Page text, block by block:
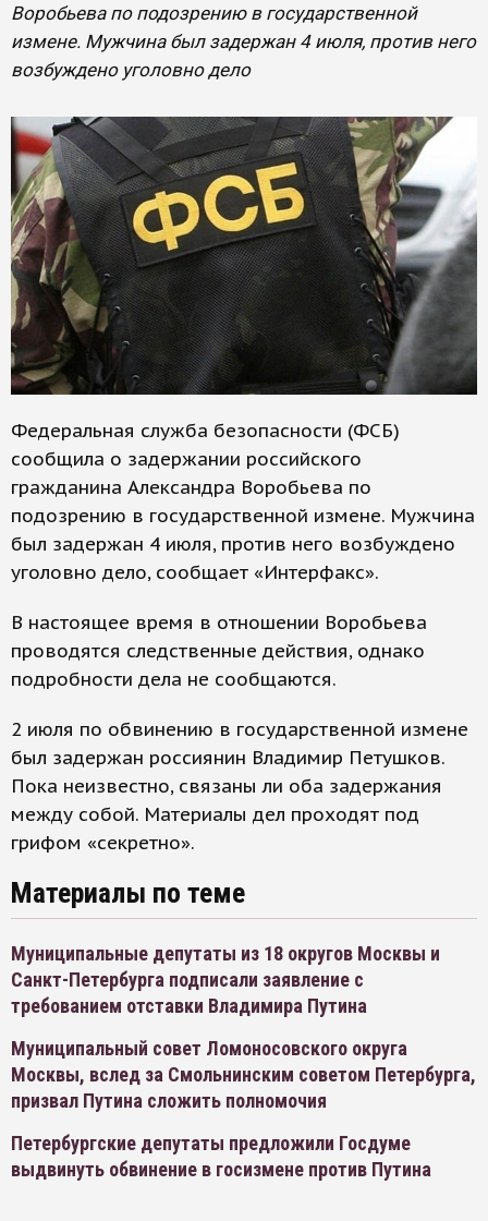
Воробьева по подозрению в государственной
измене. Мужчина был задержан 4 июля, против него
возбуждено уголовно дело
Федеральная служба безопасности (ФСБ)
сообщила о задержании российского
гражданина Александра Воробьева по
подозрению в государственной измене. Мужчина
был задержан 4 июля, против него возбуждено
уголовно дело, сообщает «Интерфакс».
В настоящее время в отношении Воробьева
проводятся следственные действия, однако
подробности дела не сообщаются.
2 июля по обвинению в государственной измене
был задержан россиянин Владимир Петушков.
Пока неизвестно, связаны ли оба задержания
между собой. Материалы дел проходят под
грифом «секретно».
Материалы по теме
Муниципальные депутаты из 18 округов Москвы и
Санкт-Петербурга подписали заявление с
требованием отставки Владимира Путина
Муниципальный совет Ломоносовского округа
Москвы, вслед за Смольнинским советом Петербурга,
призвал Путина сложить полномочия
Петербургские депутаты предложили Госдуме
выдвинуть обвинение в госизмене против Путина